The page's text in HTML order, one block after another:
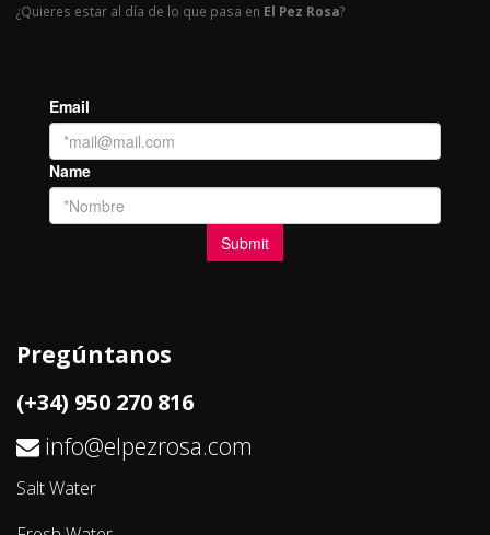
¿Quieres estar al día de lo que pasa en El Pez Rosa?
Pregúntanos
(+34) 950 270 816
info@elpezrosa.com
Salt Water